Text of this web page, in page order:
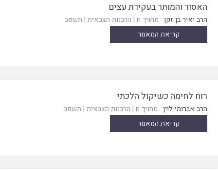
האסור והמותר בעקירת עצים
הרב יאיר בן זקן מחניך ח | הרבנות הצבאית | תשפב
קריאת המאמר
רוח לחימה כשיקול הלכתי
הרב אברומי לוין מחניך ח | הרבנות הצבאית | תשפב
קריאת המאמר